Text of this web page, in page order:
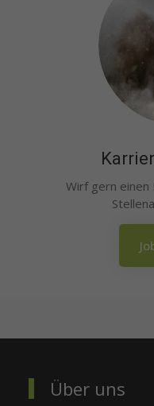
Wirf gern einen
Über uns